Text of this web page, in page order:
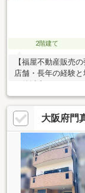
2階建て
【福屋不動産販売
店舗・長年の経験
のおすすめポイン
スッキリとお使い
と換気が出来、湿
壁付けのキッチン
おります。■現況
ます。
大阪府門